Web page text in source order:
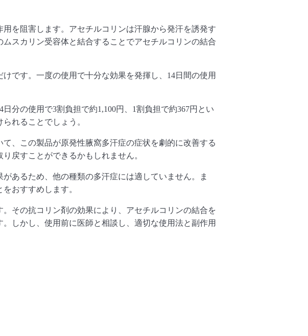
を阻害します。 アセチルコリンは汗腺から発汗を誘発す
スカリ ン受容体と結合することでアセチルコリンの結合
です。 一度の使用で十分な効果を発揮し、 14日間の使用
分の使用で3割負担で約1,100円、 1割負担で約367円とい
れることでしょ う。
、
この製品が原発性腋窩多汗症の症状を劇的に改善する
り戻すことができるかもしれません。
あるため、 他の種類の多汗症には適していません。ま
おすすめします。
。その抗コリン剤の効果により、 アセチルコリンの結合を
しかし、 使用前に医師と相談し、 適切な使用法と副作用